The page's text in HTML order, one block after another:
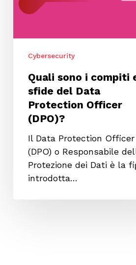
sfide
Officer
(DPO)?
Cybersecurity
Quali sono i compiti
sfide del Data
Protection Officer
(DPO)?
Il Data Protection Officer
(DPO) o Responsabile
Protezione dei Dati è la
introdotta…